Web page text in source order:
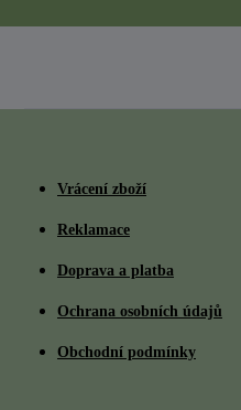
Vrácení zboží
Reklamace
Doprava a platba
Ochrana osobních údajů
Obchodní podmínky